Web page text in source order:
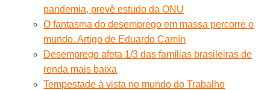
pandemia, prevê estudo da ONU
O fantasma do desemprego em massa percorre o
mundo. Artigo de Eduardo Camín
Desemprego afeta 1/3 das famílias brasileiras de
renda mais baixa
Tempestade à vista no mundo do Trabalho